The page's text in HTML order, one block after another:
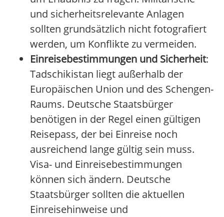
und sicherheitsrelevante Anlagen
sollten grundsätzlich nicht fotografiert
werden, um Konflikte zu vermeiden.
Einreisebestimmungen und Sicherheit:
Tadschikistan liegt außerhalb der
Europäischen Union und des Schengen-
Raums. Deutsche Staatsbürger
benötigen in der Regel einen gültigen
Reisepass, der bei Einreise noch
ausreichend lange gültig sein muss.
Visa- und Einreisebestimmungen
können sich ändern. Deutsche
Staatsbürger sollten die aktuellen
Einreisehinweise und